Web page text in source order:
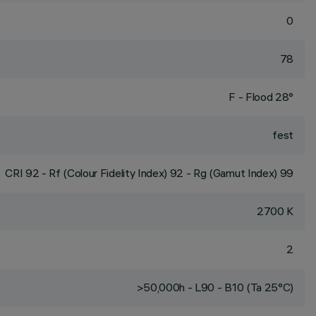
0
78
F - Flood 28°
fest
CRI 92 - Rf (Colour Fidelity Index) 92 - Rg (Gamut Index) 99
2700 K
2
>50,000h - L90 - B10 (Ta 25°C)